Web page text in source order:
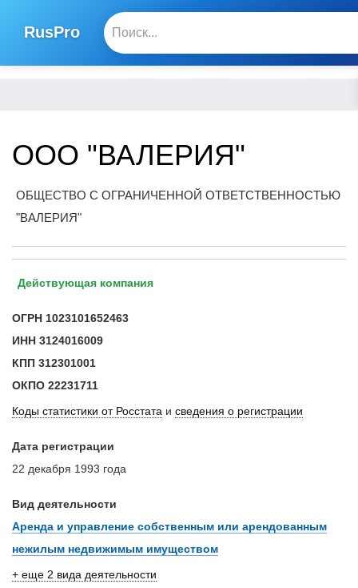
RusPro
ООО "ВАЛЕРИЯ"
ОБЩЕСТВО С ОГРАНИЧЕННОЙ ОТВЕТСТВЕННОСТЬЮ
"ВАЛЕРИЯ"
Действующая компания
ОГРН 1023101652463
ИНН 3124016009
КПП 312301001
ОКПО 22231711
Коды статистики от Росстата и сведения о регистрации
Дата регистрации
22 декабря 1993 года
Вид деятельности
Аренда и управление собственным или арендованным
нежилым недвижимым имуществом
+ еще 2 вида деятельности